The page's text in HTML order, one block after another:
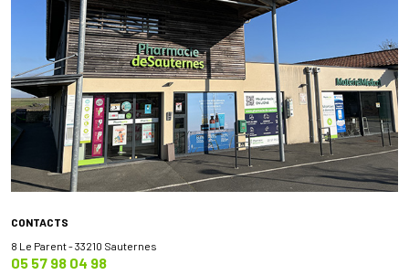
CONTACTS
8 Le Parent - 33210 Sauternes
05 57 98 04 98